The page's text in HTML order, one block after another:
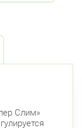
Слим»